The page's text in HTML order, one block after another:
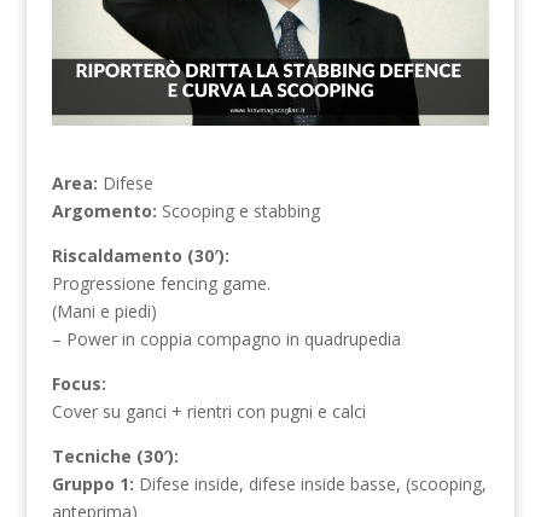
Area: Difese
Argomento: Scooping e stabbing
Riscaldamento (30′):
Progressione fencing game.
(Mani e piedi)
– Power in coppia compagno in quadrupedia
Focus:
Cover su ganci + rientri con pugni e calci
Tecniche (30′):
Gruppo 1: Difese inside, difese inside basse, (scooping,
anteprima)